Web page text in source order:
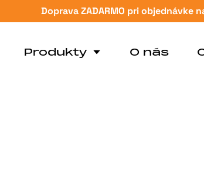
Doprava ZADARMO pri objednávke
Produkty O nás